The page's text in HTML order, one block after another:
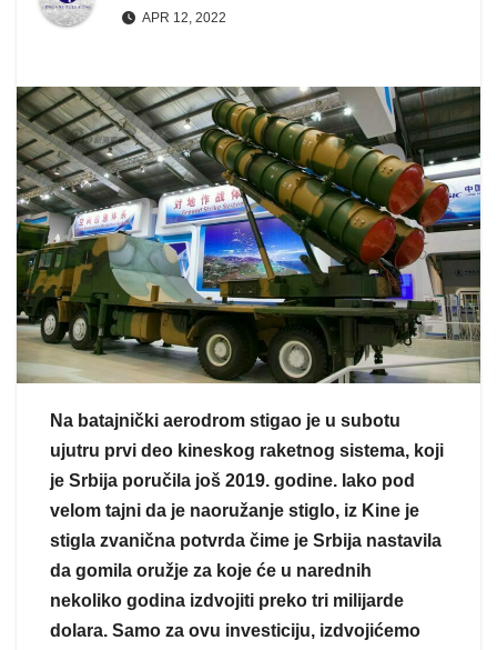
APR 12, 2022
Na batajnički aerodrom stigao je u subotu
ujutru prvi deo kineskog raketnog sistema, koji
je Srbija poručila još 2019. godine. Iako pod
velom tajni da je naoružanje stiglo, iz Kine je
stigla zvanična potvrda čime je Srbija nastavila
da gomila oružje za koje će u narednih
nekoliko godina izdvojiti preko tri milijarde
dolara. Samo za ovu investiciju, izdvojićemo